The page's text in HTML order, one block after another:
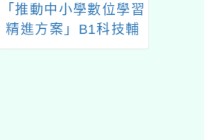
「推動中小學數位學習
精進方案」B1科技輔
助自主學習工作坊修正